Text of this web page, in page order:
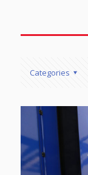
Categories